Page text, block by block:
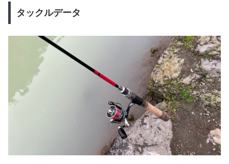
タックルデータ